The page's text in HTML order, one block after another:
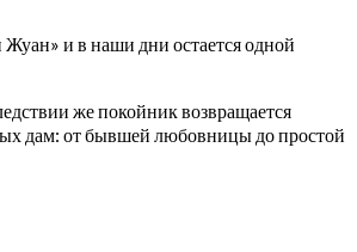
Жуан» и в наши дни остается одной
же покойник возвращается
дам: от бывшей любовницы до простой